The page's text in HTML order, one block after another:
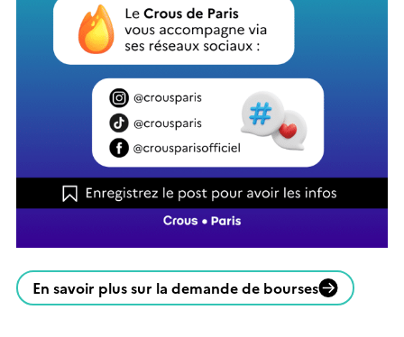
En savoir plus sur la demande de bourses